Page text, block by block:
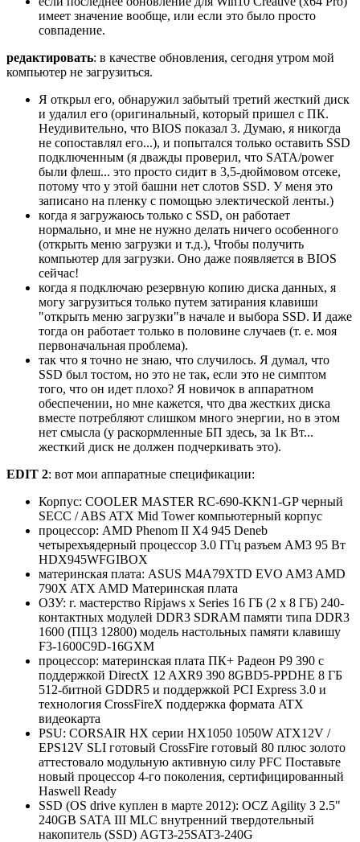
имеет значение вообще, или если это было просто
совпадение.
редактировать: в качестве обновления, сегодня утром мой
компьютер не загрузиться.
Я открыл его, обнаружил забытый третий жесткий диск
и удалил его (оригинальный, который пришел с ПК.
Неудивительно, что BIOS показал 3. Думаю, я никогда
не сопоставлял его...), и попытался только оставить SSD
подключенным (я дважды проверил, что SATA/power
были флеш... это просто сидит в 3,5-дюймовом отсеке,
потому что у этой башни нет слотов SSD. У меня это
записано на пленку с помощью электической ленты.)
когда я загружаюсь только с SSD, он работает
нормально, и мне не нужно делать ничего особенного
(открыть меню загрузки и т.д.), Чтобы получить
компьютер для загрузки. Оно даже появляется в BIOS
сейчас!
когда я подключаю резервную копию диска данных, я
могу загрузиться только путем затирания клавиши
"открыть меню загрузки"в начале и выбора SSD. И даже
тогда он работает только в половине случаев (т. е. моя
первоначальная проблема).
так что я точно не знаю, что случилось. Я думал, что
SSD был тостом, но это не так, если это не симптом
того, что он идет плохо? Я новичок в аппаратном
обеспечении, но мне кажется, что два жестких диска
вместе потребляют слишком много энергии, но в этом
нет смысла (у раскормленные БП здесь, за 1к Вт...
жесткий диск не должен подчеркивать это).
EDIT 2: вот мои аппаратные спецификации:
Корпус: COOLER MASTER RC-690-KKN1-GP черный
SECC / ABS ATX Mid Tower компьютерный корпус
процессор: AMD Phenom II X4 945 Deneb
четырехъядерный процессор 3.0 ГГц разъем AM3 95 Вт
HDX945WFGIBOX
материнская плата: ASUS M4A79XTD EVO AM3 AMD
790X ATX AMD Материнская плата
ОЗУ: г. мастерство Ripjaws х Series 16 ГБ (2 x 8 ГБ) 240-
контактных модулей DDR3 SDRAM памяти типа DDR3
1600 (ПЦ3 12800) модель настольных памяти клавишу
F3-1600C9D-16GXM
процессор: материнская плата ПК+ Радеон Р9 390 с
поддержкой DirectX 12 AXR9 390 8GBD5-PPDHE 8 ГБ
512-битной GDDR5 и поддержкой PCI Express 3.0 и
технология CrossFireX поддержка формата ATX
видеокарта
PSU: CORSAIR HX серии HX1050 1050W ATX12V /
EPS12V SLI готовый CrossFire готовый 80 плюс золото
аттестовало модульную активную силу PFC Поставьте
новый процессор 4-го поколения, сертифицированный
Haswell Ready
SSD (OS drive куплен в марте 2012): OCZ Agility 3 2.5"
240GB SATA III MLC внутренний твердотельный
накопитель (SSD) AGT3-25SAT3-240G